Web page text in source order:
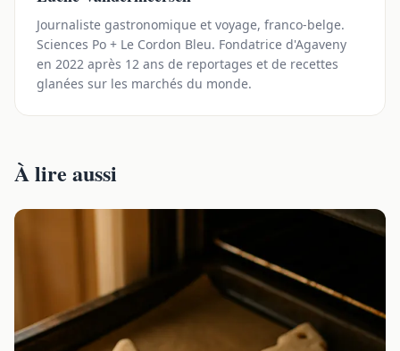
Journaliste gastronomique et voyage, franco-belge.
Sciences Po + Le Cordon Bleu. Fondatrice d'Agaveny
en 2022 après 12 ans de reportages et de recettes
glanées sur les marchés du monde.
À lire aussi